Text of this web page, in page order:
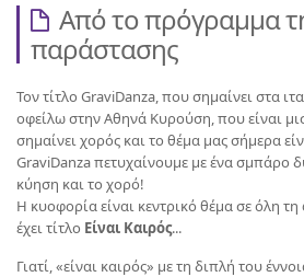
Από το πρόγραμμα
παράστασης
Τον τίτλο GraviDanza, που σημαίνει στα
οφείλω στην Αθηνά Κυρούση, που είναι
σημαίνει χορός και το θέμα μας σήμερα
GraviDanza πετυχαίνουμε με ένα σμπάρο
κύηση και το χορό!
Η κυοφορία είναι κεντρικό θέμα σε όλη
έχει τίτλο Είναι Καιρός...
Γιατί, «είναι καιρός» με τη διπλή του